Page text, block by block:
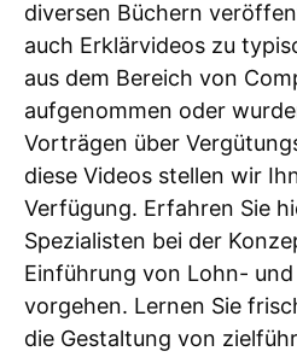
diversen Büchern
auch Erklärvideos zu
aus dem Bereich von
aufgenommen oder
Vorträgen über
diese Videos stellen wir
Verfügung. Erfahren Sie
Spezialisten bei der
Einführung von Lohn-
vorgehen. Lernen Sie
die Gestaltung von